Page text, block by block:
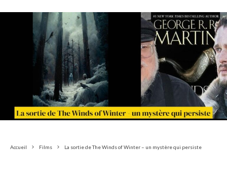
Accueil Films La sortie de The Winds of Winter – un mystère qui persiste